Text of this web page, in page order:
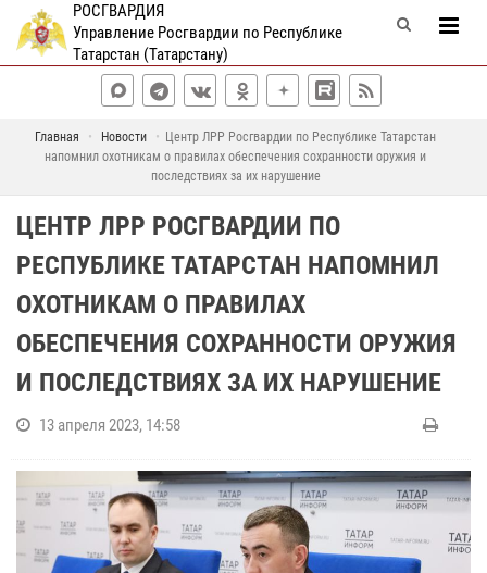
РОСГВАРДИЯ
Управление Росгвардии по Республике
Татарстан (Татарстану)
Главная Новости
Центр ЛРР Росгвардии по Республике Татарстан
напомнил охотникам о правилах обеспечения сохранности оружия и
последствиях за их нарушение
ЦЕНТР ЛРР РОСГВАРДИИ ПО
РЕСПУБЛИКЕ ТАТАРСТАН НАПОМНИЛ
ОХОТНИКАМ О ПРАВИЛАХ
ОБЕСПЕЧЕНИЯ СОХРАННОСТИ ОРУЖИЯ
И ПОСЛЕДСТВИЯХ ЗА ИХ НАРУШЕНИЕ
13 апреля 2023, 14:58